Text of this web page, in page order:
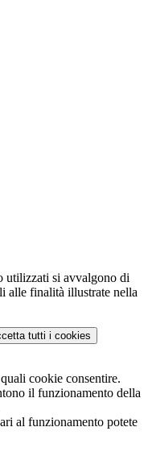
utilizzati si avvalgono di
alle finalità illustrate nella
tutti i cookies
cookie consentire.
il funzionamento della
al funzionamento potete